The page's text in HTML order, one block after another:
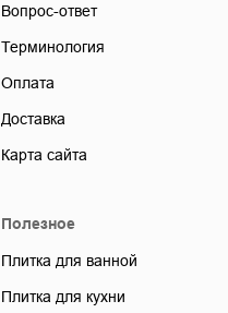
Вопрос-ответ
Терминология
Оплата
Доставка
Карта сайта
Полезное
Плитка для ванной
Плитка для кухни